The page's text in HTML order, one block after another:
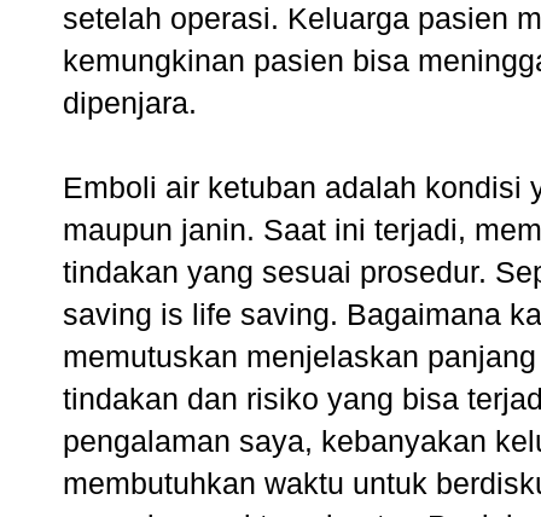
setelah operasi. Keluarga pasien
kemungkinan pasien bisa
dipenjara.
Emboli air ketuban adalah kondisi
maupun janin. Saat ini terjadi,
tindakan yang sesuai prosedur.
saving is life saving. Bagaimana
memutuskan menjelaskan
tindakan dan risiko yang bisa
pengalaman saya, kebanyakan
membutuhkan waktu untuk